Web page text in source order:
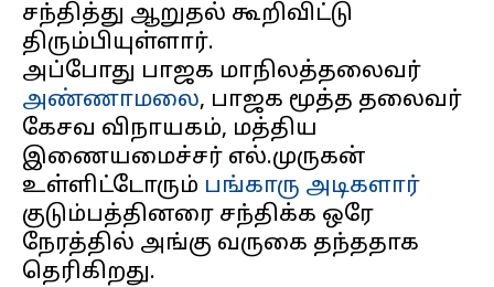
சந்தித்து ஆறுதல் கூறிவிட்டு
திரும்பியுள்ளார்.
அப்போது பாஜக மாநிலத்தலைவர்
அண்ணாமலை, பாஜக மூத்த தலைவர்
கேசவ விநாயகம், மத்திய
இணையமைச்சர் எல்.முருகன்
உள்ளிட்டோரும் பங்காரு அடிகளார்
குடும்பத்தினரை சந்திக்க ஒரே
நேரத்தில் அங்கு வருகை தந்ததாக
தெரிகிறது.